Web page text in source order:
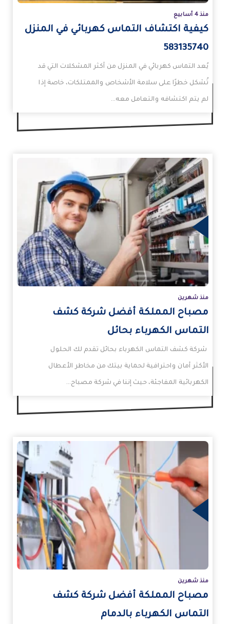
منذ 4 أسابيع
كيفية اكتشاف التماس كهربائي في المنزل
583135740
يُعد التماس كهربائي في المنزل من أكثر المشكلات التي قد
تُشكل خطرًا على سلامة الأشخاص والممتلكات، خاصة إذا
لم يتم اكتشافه والتعامل معه…
منذ شهرين
مصباح المملكة أفضل شركة كشف
التماس الكهرباء بحائل
شركة كشف التماس الكهرباء بحائل تقدم لك الحلول
الأكثر أمان واحترافية لحماية بيتك من مخاطر الأعطال
الكهربائية المفاجئة، حيث إننا في شركة مصباح…
منذ شهرين
مصباح المملكة أفضل شركة كشف
التماس الكهرباء بالدمام